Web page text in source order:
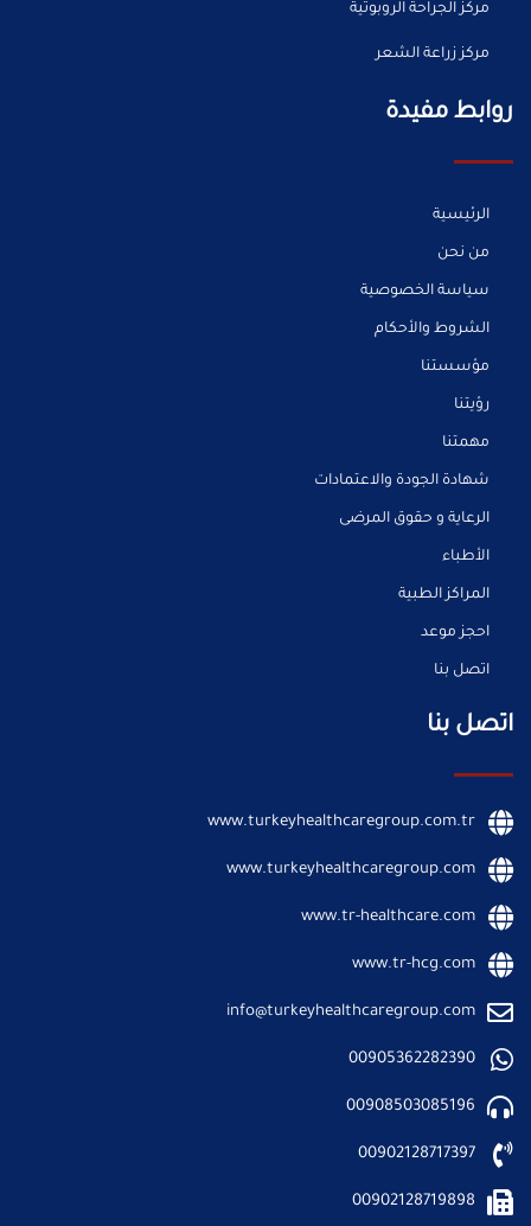
مركز الجراحة الروبوتية
مركز زراعة الشعر
روابط مفيدة
الرئيسية
من نحن
سياسة الخصوصية
الشروط والأحكام
مؤسستنا
رؤيتنا
مهمتنا
شهادة الجودة والاعتمادات
الرعاية و حقوق المرضى
الأطباء
المراكز الطبية
احجز موعد
اتصل بنا
اتصل بنا
www.turkeyhealthcaregroup.com.tr
www.turkeyhealthcaregroup.com
www.tr-healthcare.com
www.tr-hcg.com
info@turkeyhealthcaregroup.com
00905362282390
00908503085196
00902128717397
00902128719898